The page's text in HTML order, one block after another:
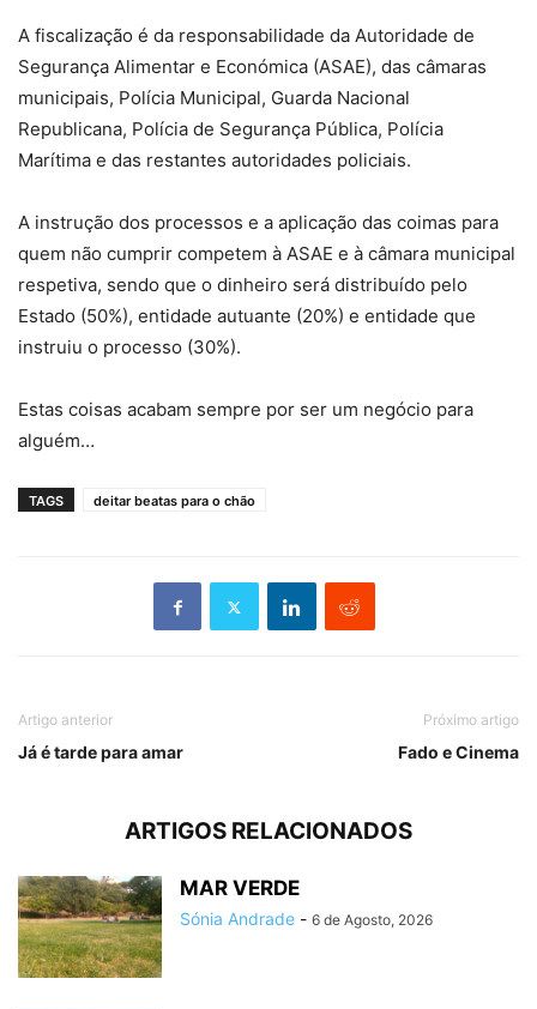
A fiscalização é da responsabilidade da Autoridade de
Segurança Alimentar e Económica (ASAE), das câmaras
municipais, Polícia Municipal, Guarda Nacional
Republicana, Polícia de Segurança Pública, Polícia
Marítima e das restantes autoridades policiais.
A instrução dos processos e a aplicação das coimas para
quem não cumprir competem à ASAE e à câmara municipal
respetiva, sendo que o dinheiro será distribuído pelo
Estado (50%), entidade autuante (20%) e entidade que
instruiu o processo (30%).
Estas coisas acabam sempre por ser um negócio para
alguém…
TAGS deitar beatas para o chão
Artigo anterior
Já é tarde para amar
Próximo artigo
Fado e Cinema
ARTIGOS RELACIONADOS
MAR VERDE
Sónia Andrade - 6 de Agosto, 2026